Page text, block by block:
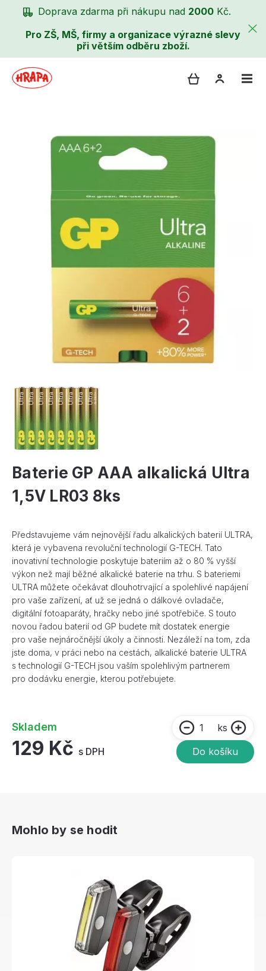
Doprava zdarma při nákupu nad 2000 Kč.
Pro ZŠ, MŠ, firmy a organizace výrazné slevy
při větším odběru zboží.
Baterie GP AAA alkalická Ultra
1,5V LR03 8ks
Představujeme vám nejnovější řadu alkalických baterií ULTRA,
která je vybavena revoluční technologií G-TECH. Tato
inovativní technologie poskytuje bateriím až o 80 % vyšší
výkon než mají běžné alkalické baterie na trhu. S bateriemi
ULTRA můžete očekávat dlouhotrvající a spolehlivé napájení
pro vaše zařízení, ať už se jedná o dálkové ovladače,
digitální fotoaparáty, hračky nebo jiné spotřebiče. S touto
novou řadou baterií od GP budete mít dostatek energie
pro vaše nejnáročnější úkoly a činnosti. Nezáleží na tom, zda
jste doma, v práci nebo na cestách, alkalické baterie ULTRA
s technologií G-TECH jsou vaším spolehlivým partnerem
pro dodávku energie, kterou potřebujete.
Skladem
129 Kč s DPH
ks
Do košíku
Mohlo by se hodit